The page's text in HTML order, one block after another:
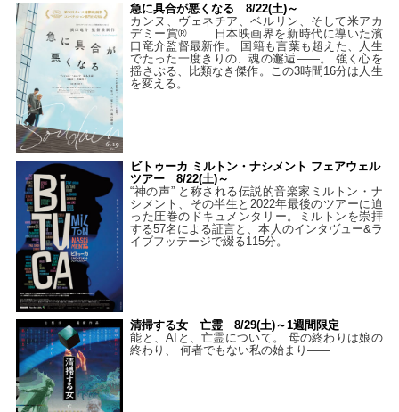
急に具合が悪くなる 8/22(土)～
カンヌ、ヴェネチア、ベルリン、そして米アカ
デミー賞®…… 日本映画界を新時代に導いた濱
口竜介監督最新作。 国籍も言葉も超えた、人生
でたった一度きりの、魂の邂逅――。 強く心を
揺さぶる、比類なき傑作。この3時間16分は人生
を変える。
ビトゥーカ ミルトン・ナシメント フェアウェル
ツアー 8/22(土)～
“神の声” と称される伝説的音楽家ミルトン・ナ
シメント、その半生と2022年最後のツアーに迫
った圧巻のドキュメンタリー。ミルトンを崇拝
する57名による証言と、本人のインタヴュー&ラ
イブフッテージで綴る115分。
清掃する女 亡霊 8/29(土)～1週間限定
能と、AIと、亡霊について。 母の終わりは娘の
終わり、 何者でもない私の始まり――